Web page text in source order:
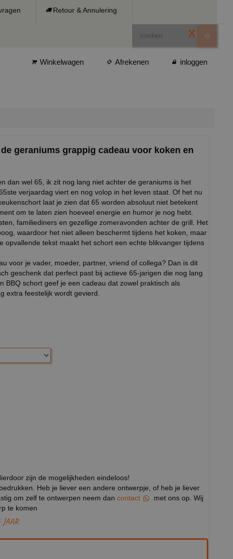
Retour & Annulering
X
Winkelwagen Afrekenen inloggen
geraniums grappig cadeau voor koken en
dan wel 65, ik zit nog lang niet achter de geraniums is het
verjaardag viert en nog volop in het leven staat. Of het nu
laat je zien dat 65 worden absoluut niet betekent
om te laten zien hoeveel energie en humor je nog hebt.
familiediners en gezellige zomeravonden achter de grill. Het
waardoor het niet alleen beschermt tijdens het koken, maar
opvallende tekst maakt het schort een echte blikvanger tijdens
voor je vader, moeder, partner, vriend of collega? Dan is dit
geschenk dat perfect past bij actieve 65-jarigen die nog lang
BBQ schort geef je een cadeau dat zowel praktisch als
extra feestelijk wordt gevierd.
zijn de mogelijkheden eindeloos!
Heb je liever een andere ontwerpje, of heb je liever
om zelf te ontwerpen neem dan contact
met ons op. Wij
te komen
JAAR